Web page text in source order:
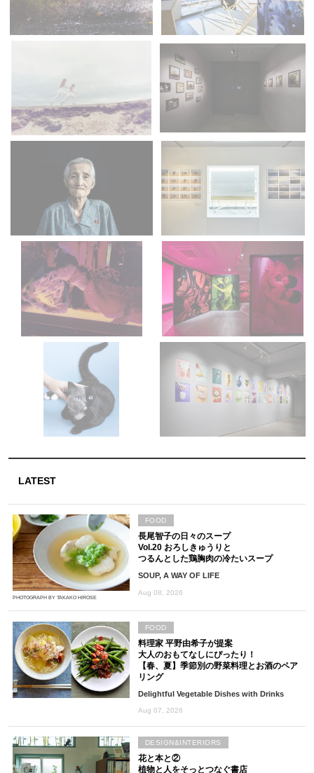
LATEST
PHOTOGRAPH BY TAKAKO HIROSE
長尾智子の日々のスープ
Vol.20 おろしきゅうりと
つるんとした鶏胸肉の冷たいスープ
SOUP, A WAY OF LIFE
Aug 08, 2026
FOOD
料理家 平野由希子が提案
大人のおもてなしにぴったり！
【春、夏】季節別の野菜料理とお酒のペア
リング
Delightful Vegetable Dishes with Drinks
Aug 07, 2026
FOOD
花と本と②
植物と人をそっとつなぐ書店
DESIGN&INTERIORS